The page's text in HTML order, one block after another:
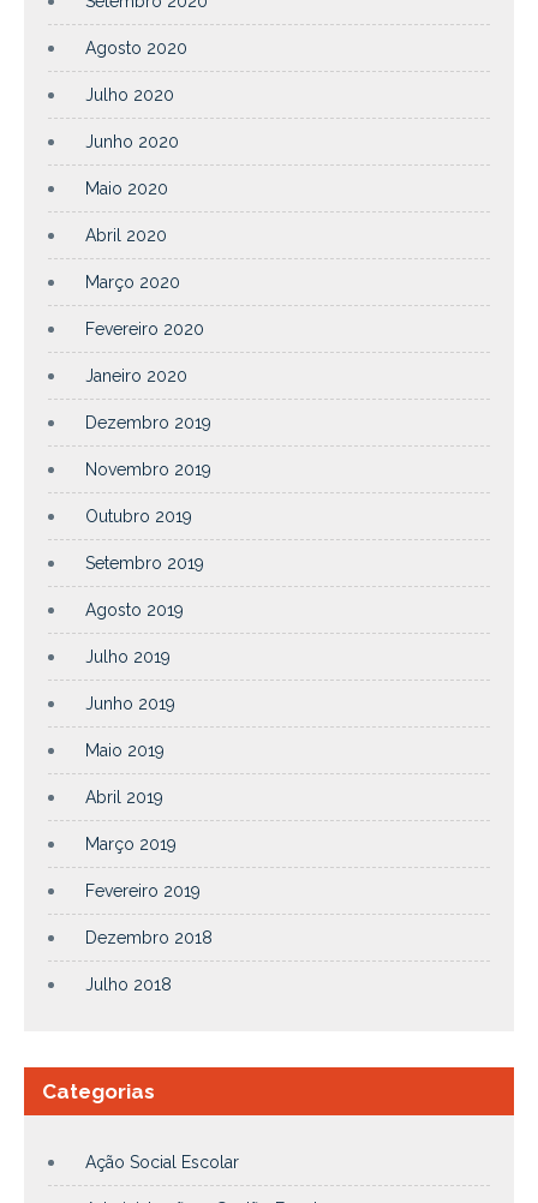
Agosto 2020
Julho 2020
Junho 2020
Maio 2020
Abril 2020
Março 2020
Fevereiro 2020
Janeiro 2020
Dezembro 2019
Novembro 2019
Outubro 2019
Setembro 2019
Agosto 2019
Julho 2019
Junho 2019
Maio 2019
Abril 2019
Março 2019
Fevereiro 2019
Dezembro 2018
Julho 2018
Categorias
Ação Social Escolar